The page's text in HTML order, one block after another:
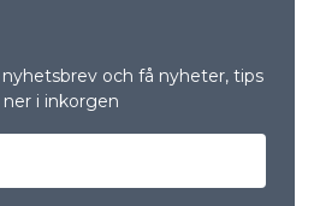
och få nyheter, tips
i inkorgen